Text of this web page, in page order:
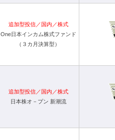
追加型投信／国内／株式
One日本インカム株式ファンド
（３カ月決算型）
追加型投信／国内／株式
日本株オ－プン 新潮流